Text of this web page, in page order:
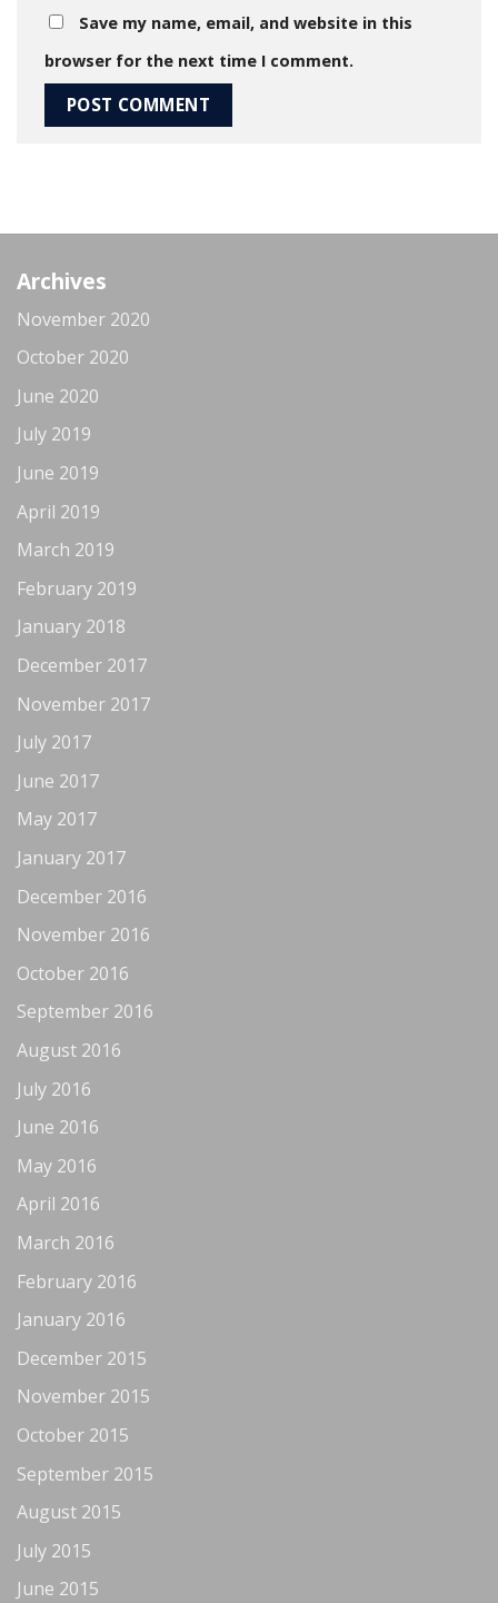
Save my name, email, and website in this
browser for the next time I comment.
Archives
November 2020
October 2020
June 2020
July 2019
June 2019
April 2019
March 2019
February 2019
January 2018
December 2017
November 2017
July 2017
June 2017
May 2017
January 2017
December 2016
November 2016
October 2016
September 2016
August 2016
July 2016
June 2016
May 2016
April 2016
March 2016
February 2016
January 2016
December 2015
November 2015
October 2015
September 2015
August 2015
July 2015
June 2015